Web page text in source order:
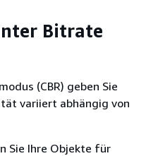
Bitrate
(CBR) geben Sie
variiert abhängig von
Sie Ihre Objekte für